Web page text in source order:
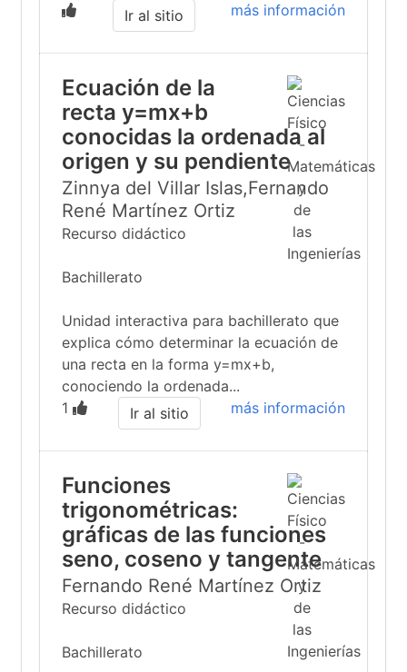
más información
Ir al sitio
Ecuación de la
recta y=mx+b
conocidas la ordenada al
origen y su pendiente
Zinnya del Villar Islas,Fernando
René Martínez Ortiz
Recurso didáctico
Bachillerato
Unidad interactiva para bachillerato que
explica cómo determinar la ecuación de
una recta en la forma y=mx+b,
conociendo la ordenada...
1
más información
Ir al sitio
Funciones
trigonométricas:
gráficas de las funciones
seno, coseno y tangente
Fernando René Martínez Ortiz
Recurso didáctico
Bachillerato